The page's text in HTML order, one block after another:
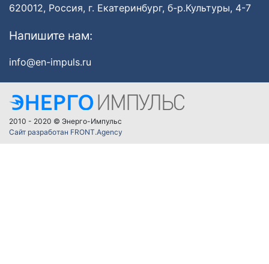
620012, Россия, г. Екатеринбург, б-р.Культуры, 4-7
Напишите нам:
info@en-impuls.ru
2010 - 2020 © Энерго-Импульс
Сайт разработан FRONT.Agency